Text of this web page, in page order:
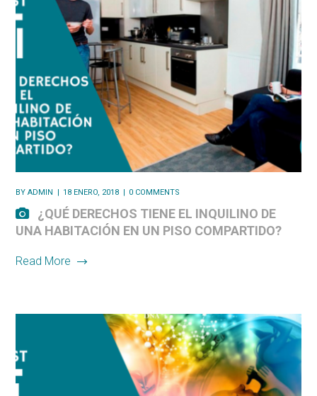
BYADMIN 18 ENERO, 2018 0 COMMENTS
¿QUÉ DERECHOS TIENE EL INQUILINO DE
UNA HABITACIÓN EN UN PISO COMPARTIDO?
Read More